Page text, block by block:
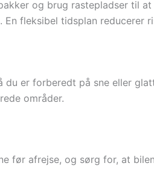
og brug rastepladser til
fleksibel tidsplan reducerer
er forberedt på sne eller
områder.
før afrejse, og sørg for, at